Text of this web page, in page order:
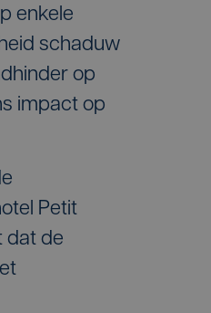
enkele
schaduw
op
impact op
Petit
dat de